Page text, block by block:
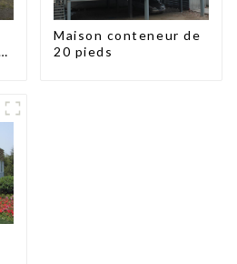
Maison conteneur de
20 pieds